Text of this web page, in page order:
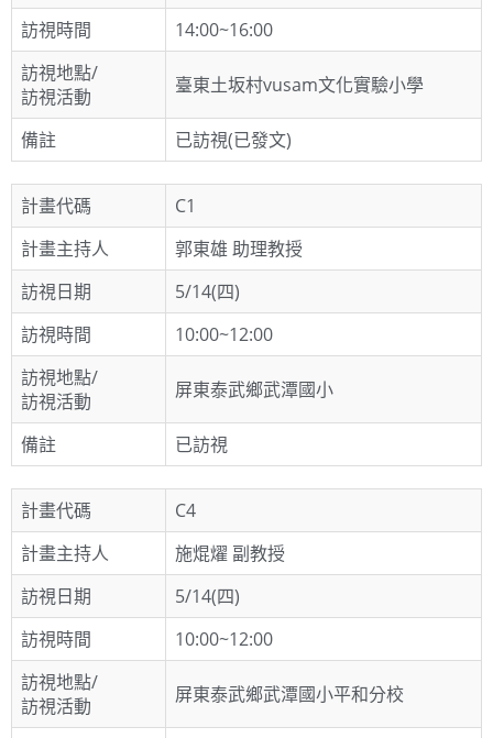
訪視時間
14:00~16:00
訪視地點/
訪視活動
臺東土坂村vusam文化實驗小學
備註 已訪視(已發文)
計畫代碼
C1
計畫主持人
郭東雄 助理教授
訪視日期
5/14(四)
訪視時間
10:00~12:00
訪視地點/
訪視活動
屏東泰武鄉武潭國小
備註 已訪視
計畫代碼
C4
計畫主持人
施焜燿 副教授
訪視日期
5/14(四)
訪視時間
10:00~12:00
訪視地點/
訪視活動
屏東泰武鄉武潭國小平和分校